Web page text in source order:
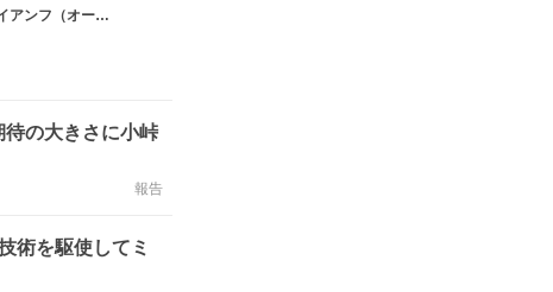
トライアンフ（オートバイ）
の大きさに小峠
報告
術を駆使してミ